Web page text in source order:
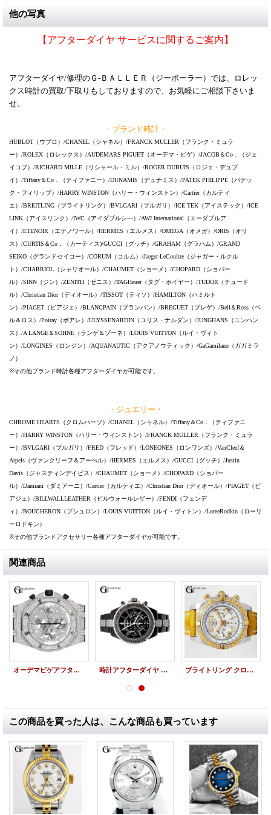
他の写真
【アフターダイヤ サービスに関するご案内】
アフターダイヤ/修理のＧ-ＢＡＬＬＥＲ（ジーボーラー）では、ロレッ
クス時計の買取/下取りもしておりますので、お気軽にご相談下さいま
せ。
・ブランド時計・
HUBLOT（ウブロ）/CHANEL（シャネル）/FRANCK MULLER（フランク・ミュラ
ー）/ROLEX（ロレックス）/AUDEMARS PIGUET（オーデマ・ピゲ）/JACOB＆Co．（ジェ
イコブ）/RICHARD MILLE（リシャール・ミル）/ROGER DUBUIS（ロジェ・デュブ
イ）/Tiffany＆Co．（ティファニー）/DUNAMIS（デュナミス）/PATEK PHILIPPE（パテッ
ク・フィリップ）/HARRY WINSTON（ハリー・ウィンストン）/Cartier（カルティ
エ）/BREITLING（ブライトリング）/BVLGARI（ブルガリ）/ICE TEK（アイステック）/ICE
LINK（アイスリンク）/IWC（アイダブルシ―）/AWI International（エーダブルア
イ）/ETENOIR（エテノワール）/HERMES（エルメス）/OMEGA（オメガ）/ORIS（オリ
ス）/CURTIS＆Co．（カーティス)/GUCCI（グッチ）/GRAHAM（グラハム）/GRAND
SEIKO（グランドセイコー）/CORUM（コルム）/Jaeger-LeCoultre（ジャガー・ルクル
ト）/CHARRIOL（シャリオール）/CHAUMET（ショーメ）/CHOPARD（ショパー
ル）/SINN（ジン）/ZENITH（ゼニス）/TAGHeuer（タグ・ホイヤー）/TUDOR（チュード
ル）/Christian Dior（ディオール）/TISSOT（ティソ）/HAMILTON（ハミルト
ン）/PIAGET（ピアジェ）/BLANCPAIN（ブランパン）/BREGUET（ブレゲ）/Bell＆Ross（ベ
ル＆ロス）/Poiray（ポアレ）/ULYSSENARDIN（ユリス・ナルダン）/JUNGHANS（ユンハン
ス）/A LANGE＆SOHNE（ランゲ＆ゾーネ）/LOUIS VUITTON（ルイ・ヴィト
ン）/LONGINES（ロンジン）/AQUANAUTIC（アクアノウティック）/GaGamilano（ガガミラ
ノ）
※その他ブランド時計各種アフターダイヤが可能です。
・ジュエリー・
CHROME HEARTS（クロムハーツ）/CHANEL（シャネル）/Tiffany＆Co．（ティファニ
ー）/HARRY WINSTON（ハリー・ウィンストン）/FRANCK MULLER（フランク・ミュラ
ー）/BVLGARI（ブルガリ）/FRED（フレッド）/LONEONES（ロンワンズ）/VanCleef＆
Arpels（ヴァンクリーフ＆アーぺル）/HERMES（エルメス）/GUCCI（グッチ）/Justin
Davis（ジャスティンデイビス）/CHAUMET（ショーメ）/CHOPARD（ショパー
ル）/Damiani（ダミアーニ）/Cartier（カルティエ）/Christian Dior（ディオール）/PIAGET（ピ
アジェ）/BILLWALLLEATHER（ビルウォールレザー）/FENDI（フェンデ
ィ）/BOUCHERON（ブシュロン）/LOUIS VUITTON（ルイ・ヴィトン）/LoreeRodkin（ローリ
ーロドキン）
※その他ブランドアクセサリー各種アフターダイヤが可能です。
関連商品
オーデマピゲアフターダイヤ ロイヤルオークオフショアクロノ 全面ダイヤモンド 時計アフターダイヤ シャネル J12アフターダイヤ クロノ ブラックダイヤベゼル/ブレスダイヤ ブライトリング クロノマット44 RG アフターダイヤ BREITLING
この商品を買った人は、こんな商品も買っています